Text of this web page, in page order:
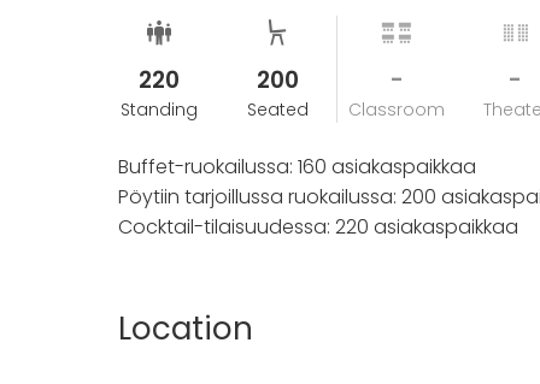
220
Standing
200
Seated
-
Classroom
-
Buffet-ruokailussa: 160 asiakaspaikkaa
Pöytiin tarjoillussa ruokailussa: 200
Cocktail-tilaisuudessa: 220 asiakaspaikkaa
Location